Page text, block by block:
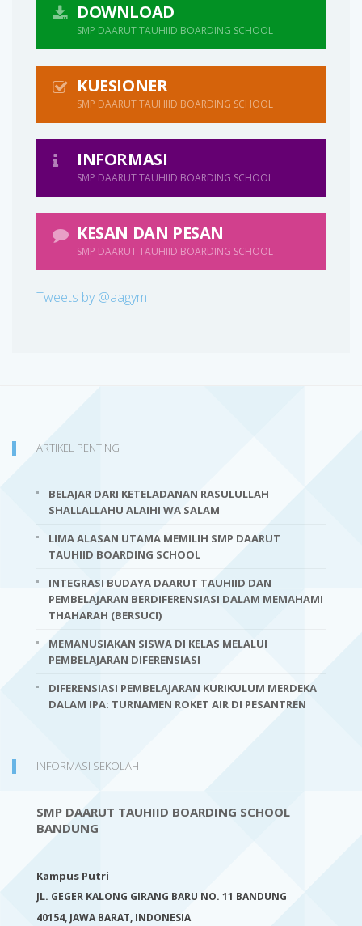
DOWNLOAD
SMP DAARUT TAUHIID BOARDING SCHOOL
KUESIONER
SMP DAARUT TAUHIID BOARDING SCHOOL
INFORMASI
SMP DAARUT TAUHIID BOARDING SCHOOL
KESAN DAN PESAN
SMP DAARUT TAUHIID BOARDING SCHOOL
Tweets by @aagym
ARTIKEL PENTING
BELAJAR DARI KETELADANAN RASULULLAH
SHALLALLAHU ALAIHI WA SALAM
LIMA ALASAN UTAMA MEMILIH SMP DAARUT
TAUHIID BOARDING SCHOOL
INTEGRASI BUDAYA DAARUT TAUHIID DAN
PEMBELAJARAN BERDIFERENSIASI DALAM MEMAHAMI
THAHARAH (BERSUCI)
MEMANUSIAKAN SISWA DI KELAS MELALUI
PEMBELAJARAN DIFERENSIASI
DIFERENSIASI PEMBELAJARAN KURIKULUM MERDEKA
DALAM IPA: TURNAMEN ROKET AIR DI PESANTREN
INFORMASI SEKOLAH
SMP DAARUT TAUHIID BOARDING SCHOOL
BANDUNG
Kampus Putri
JL. GEGER KALONG GIRANG BARU NO. 11 BANDUNG
40154, JAWA BARAT, INDONESIA